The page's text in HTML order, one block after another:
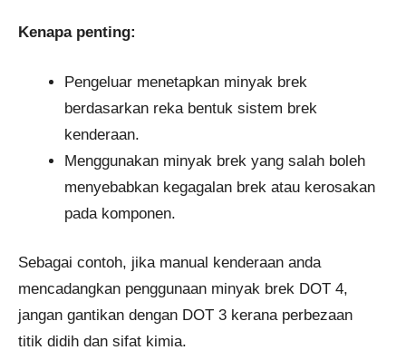
Kenapa penting:
Pengeluar menetapkan minyak brek
berdasarkan reka bentuk sistem brek
kenderaan.
Menggunakan minyak brek yang salah boleh
menyebabkan kegagalan brek atau kerosakan
pada komponen.
Sebagai contoh, jika manual kenderaan anda
mencadangkan penggunaan minyak brek DOT 4,
jangan gantikan dengan DOT 3 kerana perbezaan
titik didih dan sifat kimia.